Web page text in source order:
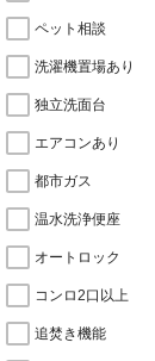
ペット相談
洗濯機置場あり
独立洗面台
エアコンあり
都市ガス
温水洗浄便座
オートロック
コンロ2口以上
追焚き機能